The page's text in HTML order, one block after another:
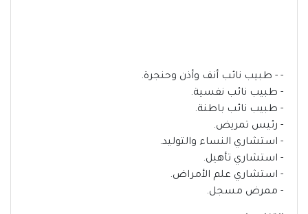
- - طبيب نائب أنف وأذن وحنجرة.
- طبيب نائب نفسية.
- طبيب نائب باطنة.
- رئيس تمريض.
- استشاري النساء والتوليد.
- استشاري تأهيل.
- استشاري علم الأمراض.
- ممرض مسجل.